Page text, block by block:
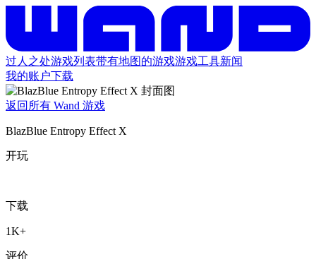
过人之处游戏列表带有地图的游戏游戏工具新闻
我的账户下载
返回所有 Wand 游戏
BlazBlue Entropy Effect X
开玩
下载
1K+
评价